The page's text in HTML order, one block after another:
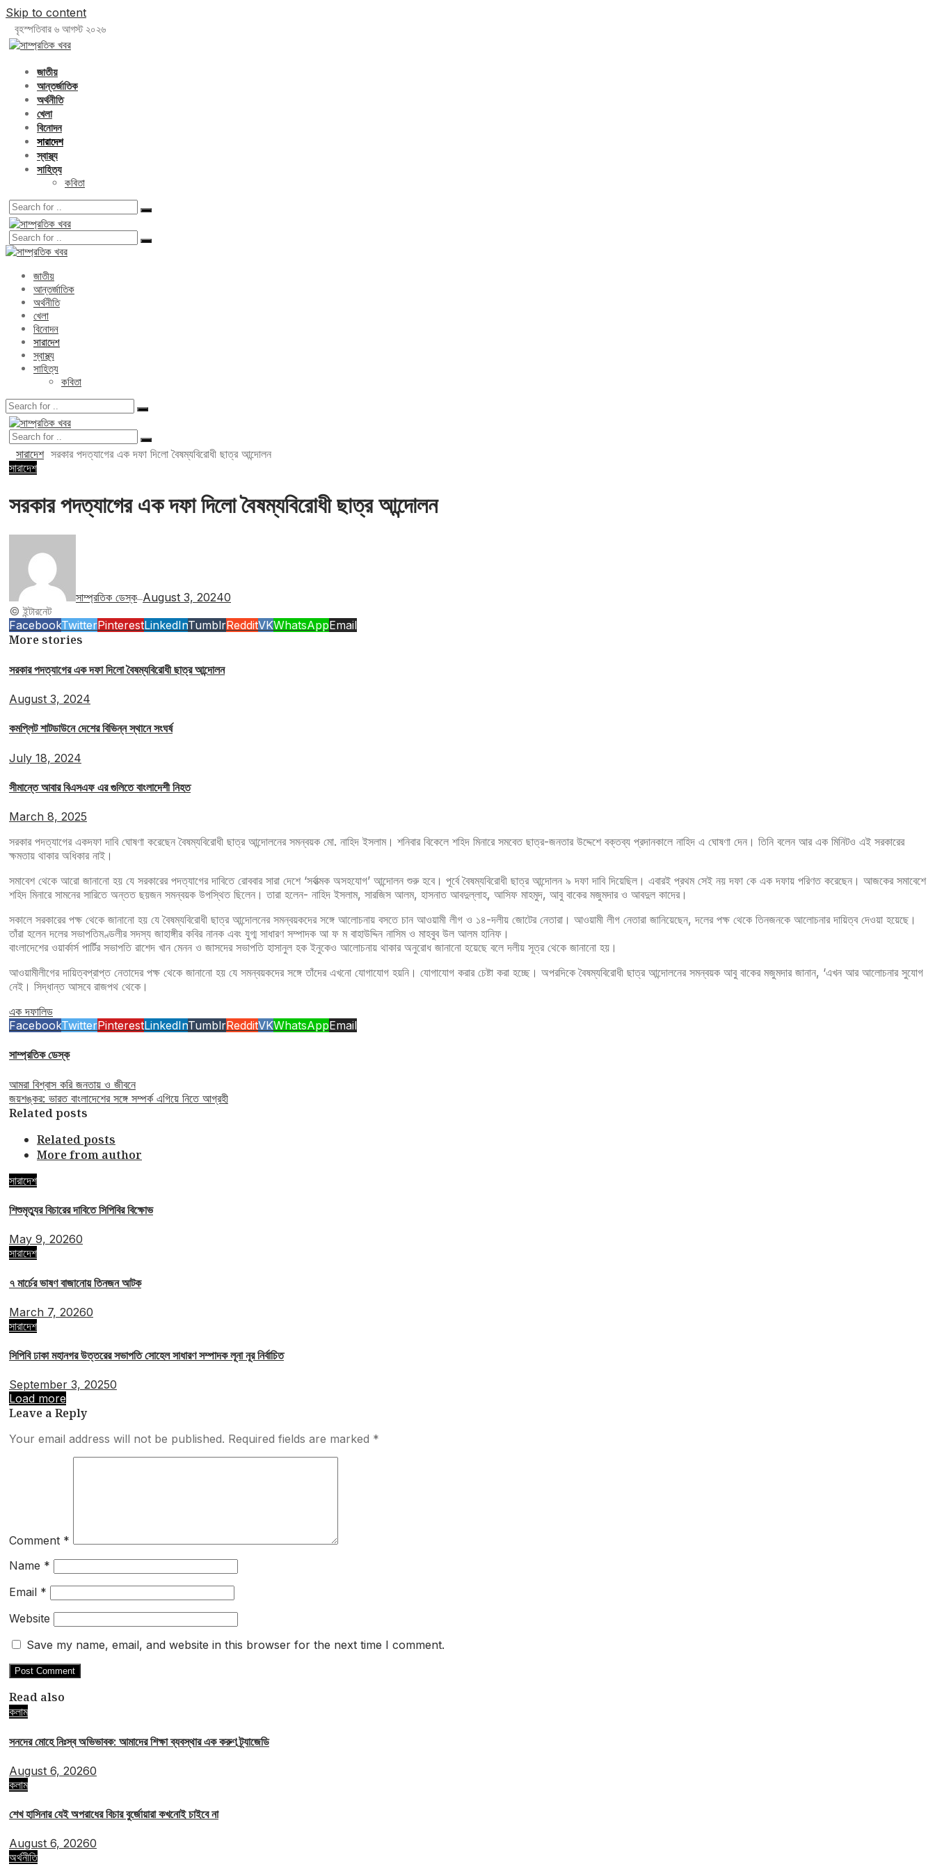
Skip to content
বৃহস্পতিবার ৬ আগস্ট ২০২৬
জাতীয়
আন্তর্জাতিক
অর্থনীতি
খেলা
বিনোদন
সারাদেশ
স্বাস্থ্য
সাহিত্য
কবিতা
জাতীয়
আন্তর্জাতিক
অর্থনীতি
খেলা
বিনোদন
সারাদেশ
স্বাস্থ্য
সাহিত্য
কবিতা
সারাদেশ সরকার পদত্যাগের এক দফা দিলো বৈষম্যবিরোধী ছাত্র আন্দোলন
সারাদেশ
সরকার পদত্যাগের এক দফা দিলো বৈষম্যবিরোধী ছাত্র আন্দোলন
সাম্প্রতিক ডেস্ক—August 3, 20240
© ইন্টারনেট
FacebookTwitterPinterestLinkedInTumblrRedditVKWhatsAppEmail
More stories
সরকার পদত্যাগের এক দফা দিলো বৈষম্যবিরোধী ছাত্র আন্দোলন
August 3, 2024
কমপ্লিট শাটডাউনে দেশের বিভিন্ন স্থানে সংঘর্ষ
July 18, 2024
সীমান্তে আবার বিএসএফ এর গুলিতে বাংলাদেশী নিহত
March 8, 2025
সরকার পদত্যাগের একদফা দাবি ঘোষণা করেছেন বৈষম্যবিরোধী ছাত্র আন্দোলনের সমন্বয়ক মো. নাহিদ ইসলাম। শনিবার বিকেলে শহিদ মিনারে সমবেত ছাত্র-জনতার উদ্দেশে বক্তব্য প্রদানকালে নাহিদ এ ঘোষণা দেন। তিনি বলেন আর এক মিনিটও এই সরকারের
ক্ষমতায় থাকার অধিকার নাই।
সমাবেশ থেকে আরো জানানো হয় যে সরকারের পদত্যাগের দাবিতে রোববার সারা দেশে ‘সর্বাত্মক অসহযোগ’ আন্দোলন শুরু হবে। পূর্বে বৈষম্যবিরোধী ছাত্র আন্দোলন ৯ দফা দাবি দিয়েছিল। এবারই প্রথম সেই নয় দফা কে এক দফায় পরিণত করেছেন। আজকের সমাবেশে
শহিদ মিনারে সামনের সারিতে অন্তত ছয়জন সমন্বয়ক উপস্থিত ছিলেন। তারা হলেন- নাহিদ ইসলাম, সারজিস আলম, হাসনাত আবদুল্লাহ, আসিফ মাহমুদ, আবু বাকের মজুমদার ও আবদুল কাদের।
সকালে সরকারের পক্ষ থেকে জানানো হয় যে বৈষম্যবিরোধী ছাত্র আন্দোলনের সমন্বয়কদের সঙ্গে আলোচনায় বসতে চান আওয়ামী লীগ ও ১৪-দলীয় জোটের নেতারা। আওয়ামী লীগ নেতারা জানিয়েছেন, দলের পক্ষ থেকে তিনজনকে আলোচনার দায়িত্ব দেওয়া হয়েছে।
তাঁরা হলেন দলের সভাপতিমণ্ডলীর সদস্য জাহাঙ্গীর কবির নানক এবং যুগ্ম সাধারণ সম্পাদক আ ফ ম বাহাউদ্দিন নাসিম ও মাহবুব উল আলম হানিফ।
বাংলাদেশের ওয়ার্কার্স পার্টির সভাপতি রাশেদ খান মেনন ও জাসদের সভাপতি হাসানুল হক ইনুকেও আলোচনায় থাকার অনুরোধ জানানো হয়েছে বলে দলীয় সূত্র থেকে জানানো হয়।
আওয়ামীলীগের দায়িত্বপ্রাপ্ত নেতাদের পক্ষ থেকে জানানো হয় যে সমন্বয়কদের সঙ্গে তাঁদের এখনো যোগাযোগ হয়নি। যোগাযোগ করার চেষ্টা করা হচ্ছে। অপরদিকে বৈষম্যবিরোধী ছাত্র আন্দোলনের সমন্বয়ক আবু বাকের মজুমদার জানান, ‘এখন আর আলোচনার সুযোগ
নেই। সিদ্ধান্ত আসবে রাজপথ থেকে।
এক দফালিড
FacebookTwitterPinterestLinkedInTumblrRedditVKWhatsAppEmail
সাম্প্রতিক ডেস্ক
আমরা বিশ্বাস করি জনতায় ও জীবনে
জয়শঙ্কর: ভারত বাংলাদেশের সঙ্গে সম্পর্ক এগিয়ে নিতে আগ্রহী
Related posts
Related posts
More from author
সারাদেশ
শিশুমৃত্যুর বিচারের দাবিতে সিপিবির বিক্ষোভ
May 9, 20260
সারাদেশ
৭ মার্চের ভাষণ বাজানোয় তিনজন আটক
March 7, 20260
সারাদেশ
সিপিবি ঢাকা মহানগর উত্তরের সভাপতি সোহেল সাধারণ সম্পাদক লূনা নূর নির্বাচিত
September 3, 20250
Load more
Leave a Reply
Your email address will not be published. Required fields are marked *
Comment *
Name *
Email *
Website
Save my name, email, and website in this browser for the next time I comment.
Read also
কলাম
সনদের মোহে নিঃস্ব অভিভাবক: আমাদের শিক্ষা ব্যবস্থার এক করুণ ট্র্যাজেডি
August 6, 20260
কলাম
শেখ হাসিনার যেই অপরাধের বিচার বুর্জোয়ারা কখনোই চাইবে না
August 6, 20260
অর্থনীতি